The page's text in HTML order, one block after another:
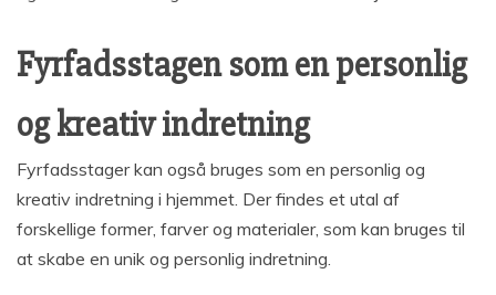
Fyrfadsstagen som en personlig
og kreativ indretning
Fyrfadsstager kan også bruges som en personlig og
kreativ indretning i hjemmet. Der findes et utal af
forskellige former, farver og materialer, som kan bruges til
at skabe en unik og personlig indretning.